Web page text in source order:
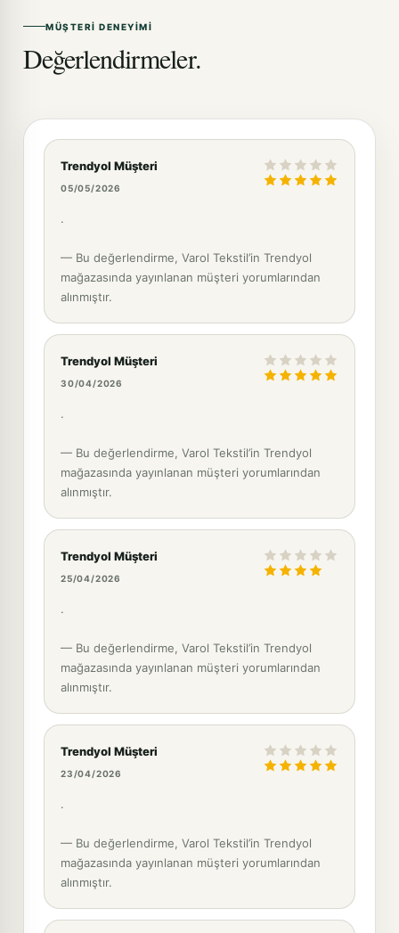
MÜŞTERI DENEYIMI
Değerlendirmeler.
Trendyol Müşteri
05/05/2026
.
— Bu değerlendirme, Varol Tekstil’in Trendyol
mağazasında yayınlanan müşteri yorumlarından
alınmıştır.
Trendyol Müşteri
30/04/2026
.
— Bu değerlendirme, Varol Tekstil’in Trendyol
mağazasında yayınlanan müşteri yorumlarından
alınmıştır.
Trendyol Müşteri
25/04/2026
.
— Bu değerlendirme, Varol Tekstil’in Trendyol
mağazasında yayınlanan müşteri yorumlarından
alınmıştır.
Trendyol Müşteri
23/04/2026
.
— Bu değerlendirme, Varol Tekstil’in Trendyol
mağazasında yayınlanan müşteri yorumlarından
alınmıştır.